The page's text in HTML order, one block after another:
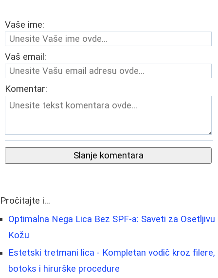
Vaše ime:
Vaš email:
Komentar:
Slanje komentara
Pročitajte i...
Optimalna Nega Lica Bez SPF-a: Saveti za Osetljivu
Kožu
Estetski tretmani lica - Kompletan vodič kroz filere,
botoks i hirurške procedure